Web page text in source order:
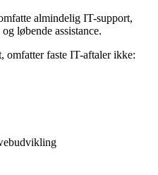
almindelig IT-support,
løbende assistance.
omfatter faste IT-aftaler ikke: